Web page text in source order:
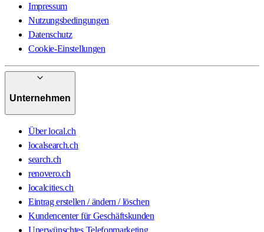
Impressum
Nutzungsbedingungen
Datenschutz
Cookie-Einstellungen
Unternehmen
Über local.ch
localsearch.ch
search.ch
renovero.ch
localcities.ch
Eintrag erstellen / ändern / löschen
Kundencenter für Geschäftskunden
Unerwünschtes Telefonmarketing